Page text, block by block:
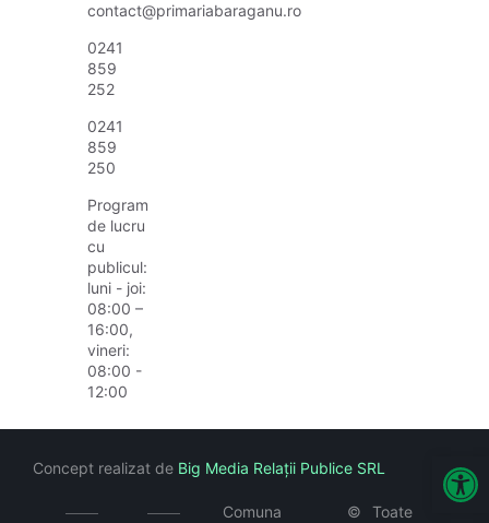
contact@primariabaraganu.ro
0241
859
252
0241
859
250
Program
de lucru
cu
publicul:
luni - joi:
08:00 –
16:00,
vineri:
08:00 -
12:00
Comuna © Toate
Concept realizat de Big Media Relații Publice SRL